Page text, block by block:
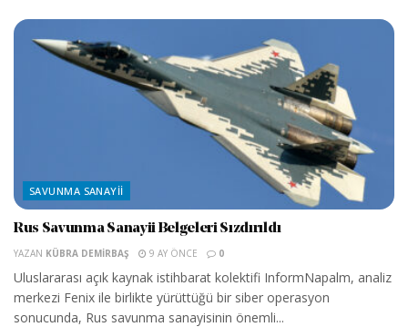
SAVUNMA SANAYII
Rus Savunma Sanayii Belgeleri Sızdırıldı
YAZAN KÜBRA DEMIRBAŞ 9 AY ÖNCE 0
Uluslararası açık kaynak istihbarat kolektifi InformNapalm, analiz
merkezi Fenix ile birlikte yürüttüğü bir siber operasyon
sonucunda, Rus savunma sanayisinin önemli...